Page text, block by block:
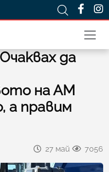
да
на АМ
а правим
27 май 7056